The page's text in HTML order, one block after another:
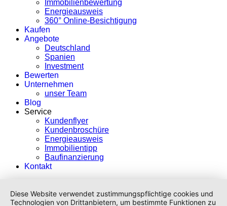
Immobilienbewertung
Energieausweis
360° Online-Besichtigung
Kaufen
Angebote
Deutschland
Spanien
Investment
Bewerten
Unternehmen
unser Team
Blog
Service
Kundenflyer
Kundenbroschüre
Energieausweis
Immobilientipp
Baufinanzierung
Kontakt
Diese Website verwendet zustimmungspflichtige cookies und
Technologien von Drittanbietern, um bestimmte Funktionen zu